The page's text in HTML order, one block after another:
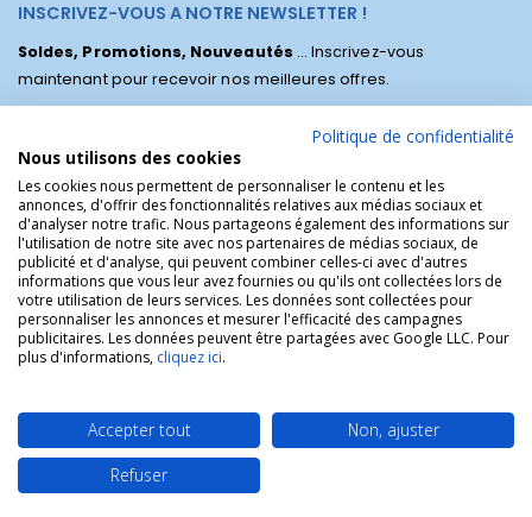
INSCRIVEZ-VOUS A NOTRE NEWSLETTER !
Soldes, Promotions, Nouveautés ... Inscrivez-vous
maintenant pour recevoir nos meilleures offres.
La Boutique des Chrétiens © | La boutique religieuse chrétienne de
référence !.
Politique de confidentialité
Nous utilisons des cookies
Les cookies nous permettent de personnaliser le contenu et les
annonces, d'offrir des fonctionnalités relatives aux médias sociaux et
d'analyser notre trafic. Nous partageons également des informations sur
l'utilisation de notre site avec nos partenaires de médias sociaux, de
publicité et d'analyse, qui peuvent combiner celles-ci avec d'autres
informations que vous leur avez fournies ou qu'ils ont collectées lors de
votre utilisation de leurs services. Les données sont collectées pour
personnaliser les annonces et mesurer l'efficacité des campagnes
publicitaires. Les données peuvent être partagées avec Google LLC. Pour
plus d'informations, cliquez ici.
Accepter tout
Non, ajuster
Refuser